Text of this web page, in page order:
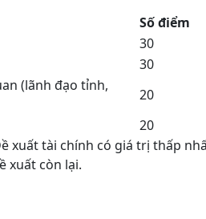
Số điểm
30
30
(lãnh đạo tỉnh,
20
20
xuất tài chính có giá trị thấp
xuất còn lại.